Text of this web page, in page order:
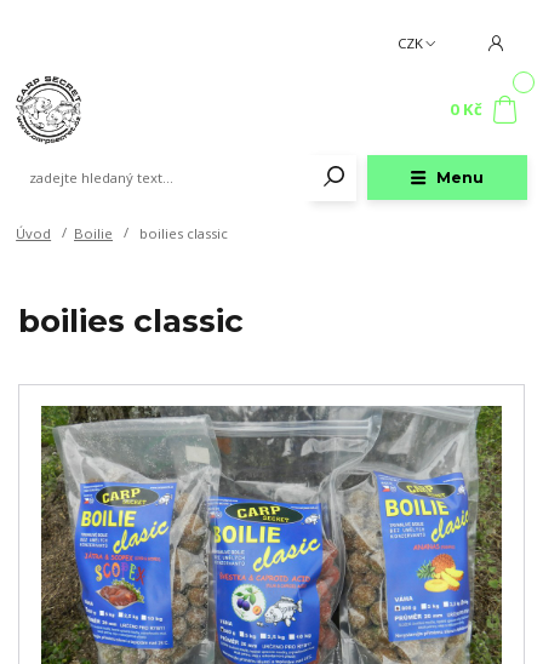
Menu
CZK
0 Kč
Úvod Boilie boilies classic
boilies classic